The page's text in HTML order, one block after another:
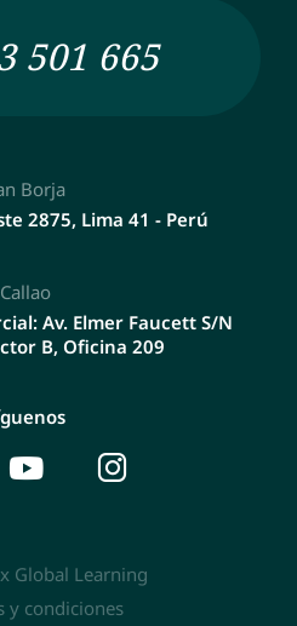
501 665
Borja
2875, Lima 41 - Perú
Callao
Av. Elmer Faucett S/N
B, Oficina 209
Global Learning
y condiciones